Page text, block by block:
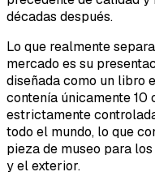
décadas después.
Lo que realmente
mercado es su
diseñada como un libro
contenía únicamente 10
estrictamente
todo el mundo, lo que
pieza de museo para
y el exterior.